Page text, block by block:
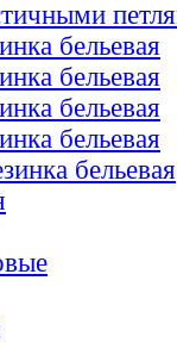
бельевая
бельевая
бельевая
бельевая
бельевая